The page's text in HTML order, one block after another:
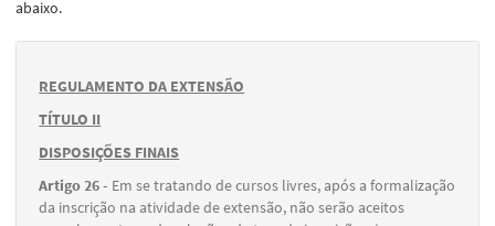
abaixo.
REGULAMENTO DA EXTENSÃO
TÍTULO II
DISPOSIÇÕES FINAIS
Artigo 26 - Em se tratando de cursos livres, após a formalização
da inscrição na atividade de extensão, não serão aceitos